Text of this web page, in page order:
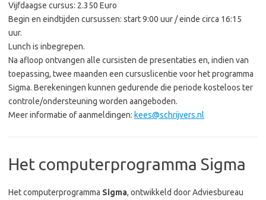
Vijfdaagse cursus: 2.350 Euro
Begin en eindtijden cursussen: start 9:00 uur / einde circa 16:15
uur.
Lunch is inbegrepen.
Na afloop ontvangen alle cursisten de presentaties en, indien van
toepassing, twee maanden een cursuslicentie voor het programma
Sigma. Berekeningen kunnen gedurende die periode kosteloos ter
controle/ondersteuning worden aangeboden.
Meer informatie of aanmeldingen: kees@schrijvers.nl
Het computerprogramma Sigma
Het computerprogramma Sigma, ontwikkeld door Adviesbureau